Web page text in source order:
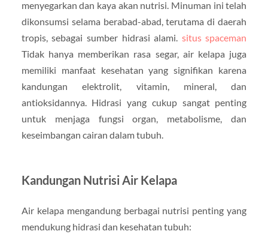
menyegarkan dan kaya akan nutrisi. Minuman ini telah
dikonsumsi selama berabad-abad, terutama di daerah
tropis, sebagai sumber hidrasi alami. situs spaceman
Tidak hanya memberikan rasa segar, air kelapa juga
memiliki manfaat kesehatan yang signifikan karena
kandungan elektrolit, vitamin, mineral, dan
antioksidannya. Hidrasi yang cukup sangat penting
untuk menjaga fungsi organ, metabolisme, dan
keseimbangan cairan dalam tubuh.
Kandungan Nutrisi Air Kelapa
Air kelapa mengandung berbagai nutrisi penting yang
mendukung hidrasi dan kesehatan tubuh: